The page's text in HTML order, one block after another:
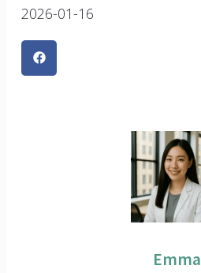
2026-01-16
Emma